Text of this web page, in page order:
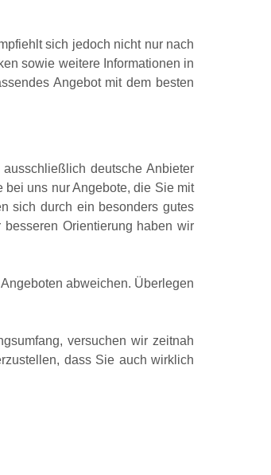
sich jedoch nicht nur nach
sowie weitere Informationen in
Angebot mit dem besten
deutsche Anbieter
uns nur Angebote, die Sie mit
sich durch ein besonders gutes
Orientierung haben wir
abweichen. Überlegen
versuchen wir zeitnah
dass Sie auch wirklich